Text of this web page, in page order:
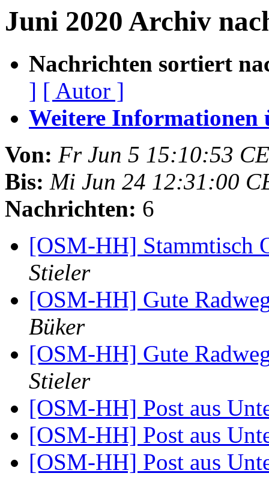
Juni 2020 Archiv
Nachrichten sortiert
] [ Autor ]
Weitere Informationen
Von: Fr Jun 5 15:10:53
Bis: Mi Jun 24 12:31:00
Nachrichten: 6
[OSM-HH] Stammtisch
Stieler
[OSM-HH] Gute
Büker
[OSM-HH] Gute
Stieler
[OSM-HH] Post aus
[OSM-HH] Post aus
[OSM-HH] Post aus